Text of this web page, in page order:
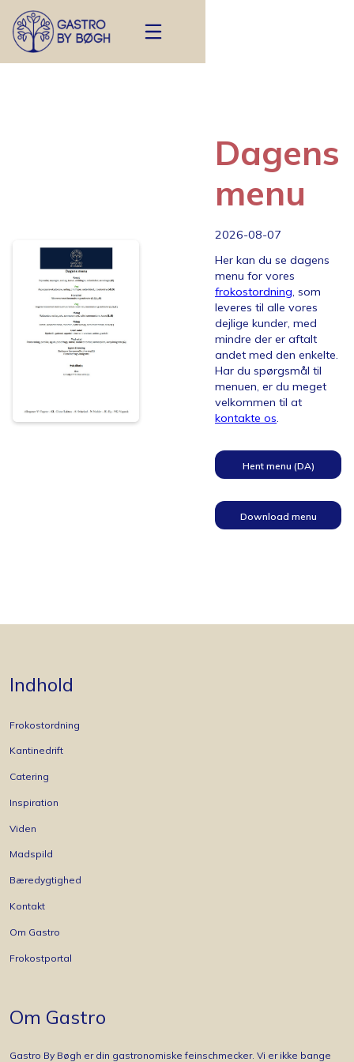
Dagens
menu
2026-08-07
Her kan du se dagens
menu for vores
frokostordning, som
leveres til alle vores
dejlige kunder, med
mindre der er aftalt
andet med den enkelte.
Har du spørgsmål til
menuen, er du meget
velkommen til at
kontakte os.
Hent menu (DA)
Download menu
(EN)
Om Gastro
Gastro By Bøgh er din gastronomiske feinschmecker. Vi er ikke bange
Indhold
Frokostordning
Kantinedrift
Catering
Inspiration
Viden
Madspild
Bæredygtighed
Kontakt
Om Gastro
Frokostportal